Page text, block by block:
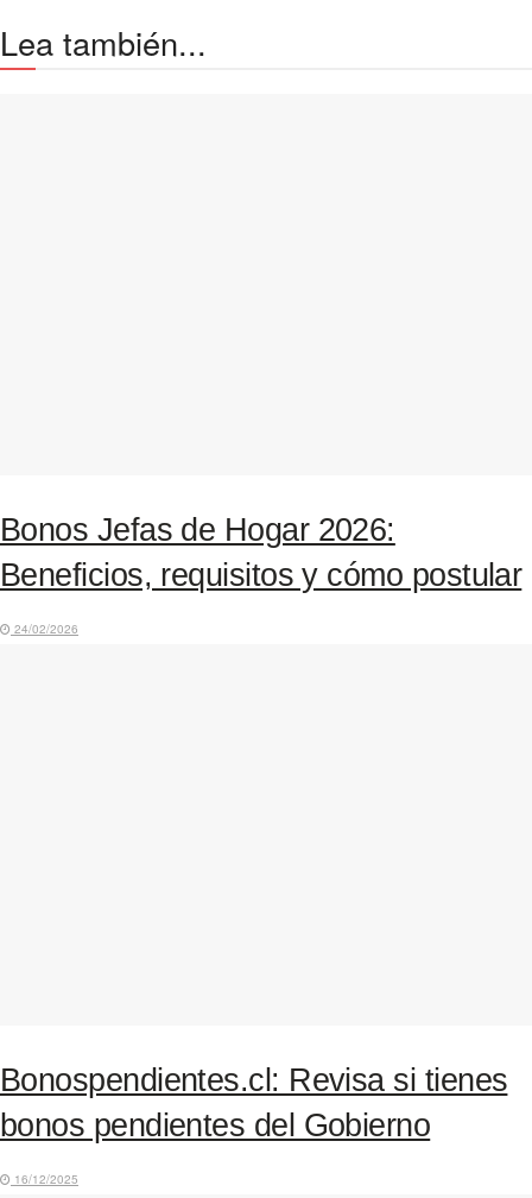
Lea también...
Bonos Jefas de Hogar 2026:
Beneficios, requisitos y cómo postular
24/02/2026
Bonospendientes.cl: Revisa si tienes
bonos pendientes del Gobierno
16/12/2025